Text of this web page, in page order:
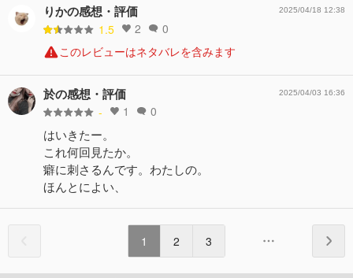
りかの感想・評価
1.5 2 0
2025/04/18 12:38
このレビューはネタバレを含みます
於の感想・評価
- 1 0
2025/04/03 16:36
はいきたー。
これ何回見たか。
癖に刺さるんです。わたしの。
ほんとによい、
1 2 3